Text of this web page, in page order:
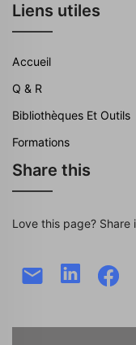
Liens utiles
Accueil
Q & R
Bibliothèques Et Outils
Formations
Share this
Love this page?